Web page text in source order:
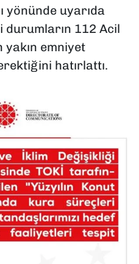
yönünde uyarıda
durumların 112 Acil
yakın emniyet
hatırlattı.